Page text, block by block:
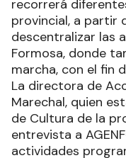
recorrerá
provincial, a partir
descentralizar las
Formosa, donde
marcha, con el fin
La directora de
Marechal, quien
de Cultura de la
entrevista a
actividades